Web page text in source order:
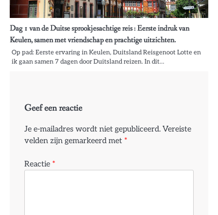
Dag 1 van de Duitse sprookjesachtige reis : Eerste indruk van
Keulen, samen met vriendschap en prachtige uitzichten.
Op pad: Eerste ervaring in Keulen, Duitsland Reisgenoot Lotte en
ik gaan samen 7 dagen door Duitsland reizen. In dit…
Geef een reactie
Je e-mailadres wordt niet gepubliceerd. Vereiste
velden zijn gemarkeerd met *
Reactie *